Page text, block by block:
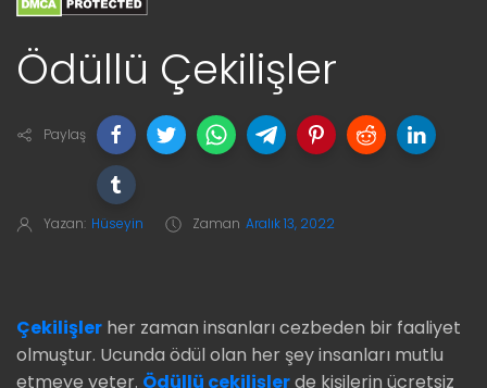
Ödüllü Çekilişler
Paylaş
Yazan: Hüseyin Zaman Aralık 13, 2022
Çekilişler her zaman insanları cezbeden bir faaliyet
olmuştur. Ucunda ödül olan her şey insanları mutlu
etmeye yeter. Ödüllü çekilişlerde kişilerin ücretsiz